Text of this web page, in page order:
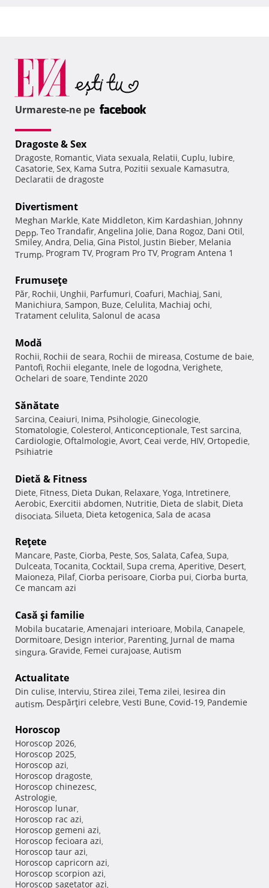
Urmareste-ne pe
Dragoste & Sex
Dragoste, Romantic, Viata sexuala, Relatii, Cuplu, Iubire,
Casatorie, Sex, Kama Sutra, Pozitii sexuale Kamasutra,
Declaratii de dragoste
Divertisment
Meghan Markle, Kate Middleton, Kim Kardashian, Johnny
Depp, Teo Trandafir, Angelina Jolie, Dana Rogoz, Dani Otil,
Smiley, Andra, Delia, Gina Pistol, Justin Bieber, Melania
Trump, Program TV, Program Pro TV, Program Antena 1
Frumuseţe
Păr, Rochii, Unghii, Parfumuri, Coafuri, Machiaj, Sani,
Manichiura, Sampon, Buze, Celulita, Machiaj ochi,
Tratament celulita, Salonul de acasa
Modă
Rochii, Rochii de seara, Rochii de mireasa, Costume de baie,
Pantofi, Rochii elegante, Inele de logodna, Verighete,
Ochelari de soare, Tendinte 2020
Sănătate
Sarcina, Ceaiuri, Inima, Psihologie, Ginecologie,
Stomatologie, Colesterol, Anticonceptionale, Test sarcina,
Cardiologie, Oftalmologie, Avort, Ceai verde, HIV, Ortopedie,
Psihiatrie
Dietă & Fitness
Diete, Fitness, Dieta Dukan, Relaxare, Yoga, Intretinere,
Aerobic, Exercitii abdomen, Nutritie, Dieta de slabit, Dieta
disociata, Silueta, Dieta ketogenica, Sala de acasa
Reţete
Mancare, Paste, Ciorba, Peste, Sos, Salata, Cafea, Supa,
Dulceata, Tocanita, Cocktail, Supa crema, Aperitive, Desert,
Maioneza, Pilaf, Ciorba perisoare, Ciorba pui, Ciorba burta,
Ce mancam azi
Casă şi familie
Mobila bucatarie, Amenajari interioare, Mobila, Canapele,
Dormitoare, Design interior, Parenting, Jurnal de mama
singura, Gravide, Femei curajoase, Autism
Actualitate
Din culise, Interviu, Stirea zilei, Tema zilei, Iesirea din
autism, Despărţiri celebre, Vesti Bune, Covid-19, Pandemie
Horoscop
Horoscop 2026,
Horoscop 2025,
Horoscop azi,
Horoscop dragoste,
Horoscop chinezesc,
Astrologie,
Horoscop lunar,
Horoscop rac azi,
Horoscop gemeni azi,
Horoscop fecioara azi,
Horoscop taur azi,
Horoscop capricorn azi,
Horoscop scorpion azi,
Horoscop sagetator azi,